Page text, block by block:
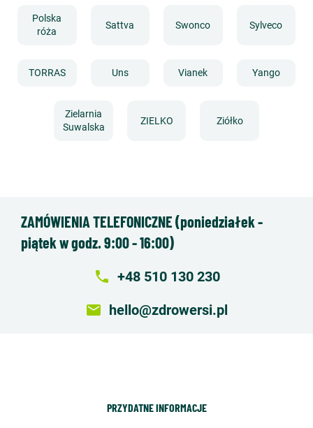
Polska
róża
Sattva Swonco Sylveco
TORRAS Uns Vianek Yango
Zielarnia
Suwalska
ZIELKO Ziółko
ZAMÓWIENIA TELEFONICZNE (poniedziałek -
piątek w godz. 9:00 - 16:00)
local_phone +48 510 130 230
email hello@zdrowersi.pl
PRZYDATNE INFORMACJE